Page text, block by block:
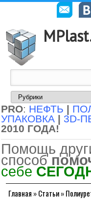
PRO: НЕФТЬ |
УПАКОВКА | 3D-
2010 ГОДА!
Помощь
способ
себе
Главная »Статьи»